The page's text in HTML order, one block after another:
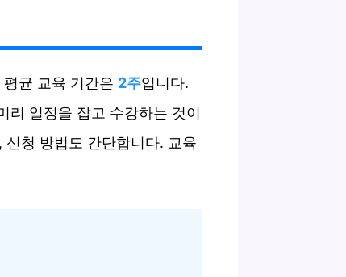
균 교육 기간은 2주입니다.
리 일정을 잡고 수강하는 것이
청 방법도 간단합니다. 교육